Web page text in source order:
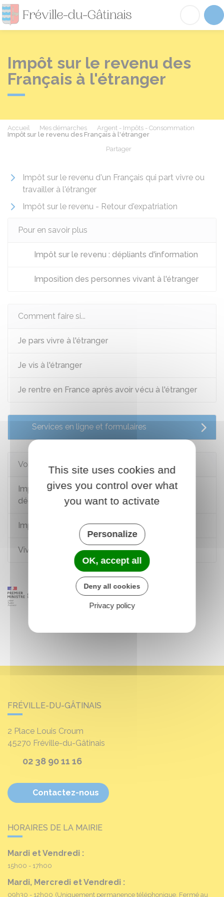
Fréville-du-
Impôt sur le revenu des
Français à l'étranger
Accueil Mes démarches
Argent - Impôts - Consommation
Impôt sur le revenu des Français à l'étranger
Partager
Impôt sur le revenu d'un Français qui part vivre ou
travailler à l'étranger
Impôt sur le revenu - Retour d'expatriation
Pour en savoir plus
Impôt sur le revenu : dépliants d'information
Imposition des personnes vivant à l'étranger
Comment faire si...
Je pars vivre à l'étranger
Je vis à l'étranger
Je rentre en France après avoir vécu à l'étranger
Services en ligne et formulaires
Voir aussi
Impôt sur le revenu : déclaration et revenus à
déclarer
Impôt sur la fortune immobilière (IFI)
Vivre à l'étranger
FRÉVILLE-DU-GÂTINAIS
2 Place Louis Croum
45270 Fréville-du-Gâtinais
02 38 90 11 16
Contactez-nous
HORAIRES DE LA MAIRIE
Mardi et Vendredi :
15h00 - 17h00
Mardi, Mercredi et Vendredi :
09h30 - 12h00 (Uniquement permanence téléphonique. Fermé au
This site uses cookies and
gives you control over what
you want to activate
Personalize
OK, accept all
Deny all cookies
Privacy policy